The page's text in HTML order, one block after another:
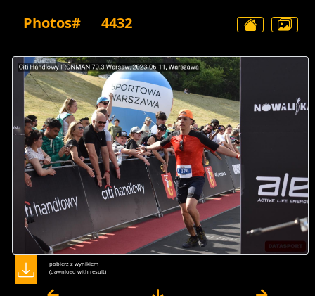
Photos# 4432
pobierz z wynikiem
(dawnload with result)